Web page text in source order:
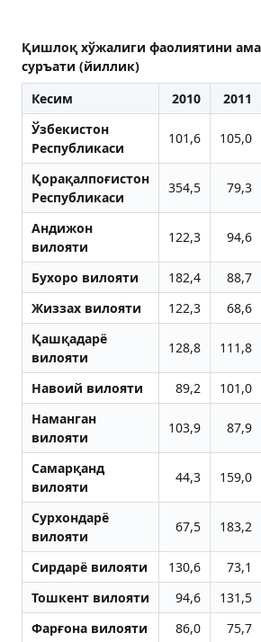
Қишлоқ хўжалиги фаолиятини
суръати (йиллик)
Кесим
2010 2011
Ўзбекистон
Республикаси
101,6 105,0
Қорақалпоғистон
Республикаси
354,5 79,3
Aндижон
вилояти
122,3 94,6
Бухоро вилояти 182,4 88,7
Жиззах вилояти
122,3 68,6
Қашқадарё
вилояти
128,8 111,8
Навоий вилояти 89,2 101,0
Наманган
вилояти
103,9 87,9
Самарқанд
вилояти
44,3 159,0
Сурхондарё
вилояти
67,5 183,2
Сирдарё вилояти 130,6 73,1
Тошкент вилояти
94,6 131,5
Фарғона вилояти
86,0 75,7